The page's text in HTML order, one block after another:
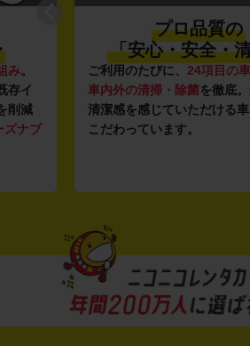
み。
存イ
削減
ズナブ
プロ品質の
「安心・安全・
ご利用のたびに、 24項目の
車内外の清掃・除菌を徹底
清潔感を感じていただける
こだわっています。